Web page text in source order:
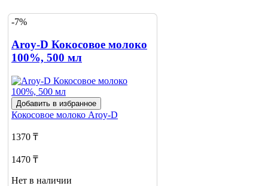
-7%
Aroy-D Кокосовое молоко
100%, 500 мл
Добавить в избранное
Кокосовое молоко Aroy-D
1370 ₸
1470 ₸
Нет в наличии